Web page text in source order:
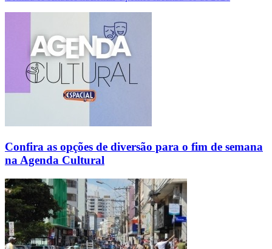
Confira as opções de diversão para o fim de semana
na Agenda Cultural